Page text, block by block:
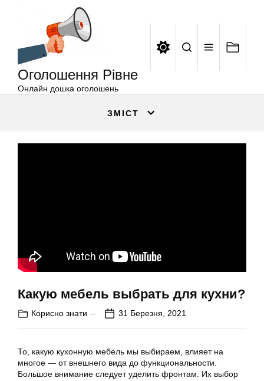
Оголошення Рівне
Онлайн дошка оголошень
ЗМІСТ
Какую мебель выбрать для кухни?
Корисно знати 31 Березня, 2021
То, какую кухонную мебель мы выбираем, влияет на
многое — от внешнего вида до функциональности.
Большое внимание следует уделить фронтам. Их выбор